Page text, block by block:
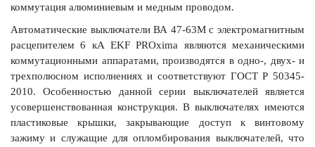
коммутация алюминиевым и медным проводом.
Автоматические выключатели ВА 47-63М с электромагнитным
расцепителем 6 кА EKF PROxima являются механическими
коммутационными аппаратами, производятся в одно-, двух- и
трехполюсном исполнениях и соответствуют ГОСТ Р 50345-
2010. Особенностью данной серии выключателей является
усовершенствованная конструкция. В выключателях имеются
пластиковые крышки, закрывающие доступ к винтовому
зажиму и служащие для опломбирования выключателей, что